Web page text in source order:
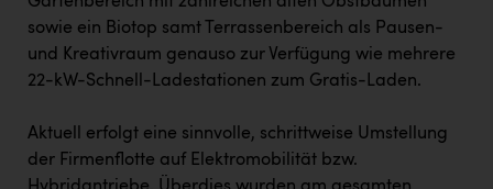
sowie ein Biotop samt Terrassenbereich als Pausen-
und Kreativraum genauso zur Verfügung wie mehrere
22-kW-Schnell-Ladestationen zum Gratis-Laden.
Aktuell erfolgt eine sinnvolle, schrittweise Umstellung
der Firmenflotte auf Elektromobilität bzw.